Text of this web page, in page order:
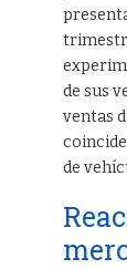
de sus
ventas
de